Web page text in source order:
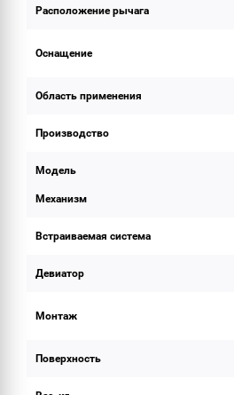
Расположение рычага
Оснащение
Область применения
Производство
Модель
Механизм
Встраиваемая система
Девиатор
Монтаж
Поверхность